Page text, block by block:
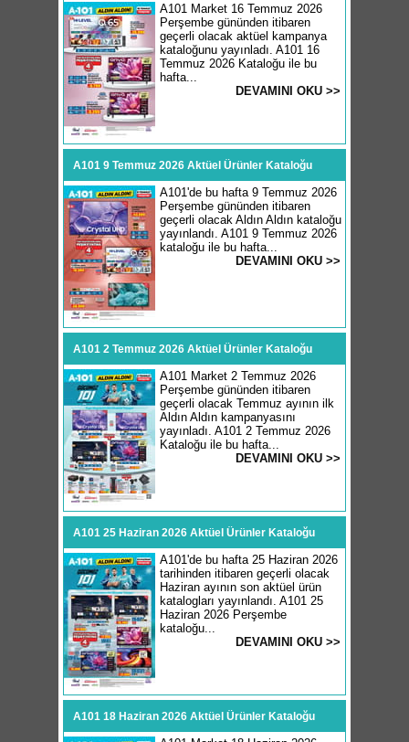
A101 Market 16 Temmuz 2026
Perşembe gününden itibaren
geçerli olacak aktüel kampanya
kataloğunu yayınladı. A101 16
Temmuz 2026 Kataloğu ile bu
hafta...
DEVAMINI OKU >>
A101 9 Temmuz 2026 Aktüel Ürünler Kataloğu
A101'de bu hafta 9 Temmuz 2026
Perşembe gününden itibaren
geçerli olacak Aldın Aldın kataloğu
yayınlandı. A101 9 Temmuz 2026
kataloğu ile bu hafta...
DEVAMINI OKU >>
A101 2 Temmuz 2026 Aktüel Ürünler Kataloğu
A101 Market 2 Temmuz 2026
Perşembe gününden itibaren
geçerli olacak Temmuz ayının ilk
Aldın Aldın kampanyasını
yayınladı. A101 2 Temmuz 2026
Kataloğu ile bu hafta...
DEVAMINI OKU >>
A101 25 Haziran 2026 Aktüel Ürünler Kataloğu
A101'de bu hafta 25 Haziran 2026
tarihinden itibaren geçerli olacak
Haziran ayının son aktüel ürün
katalogları yayınlandı. A101 25
Haziran 2026 Perşembe
kataloğu...
DEVAMINI OKU >>
A101 18 Haziran 2026 Aktüel Ürünler Kataloğu